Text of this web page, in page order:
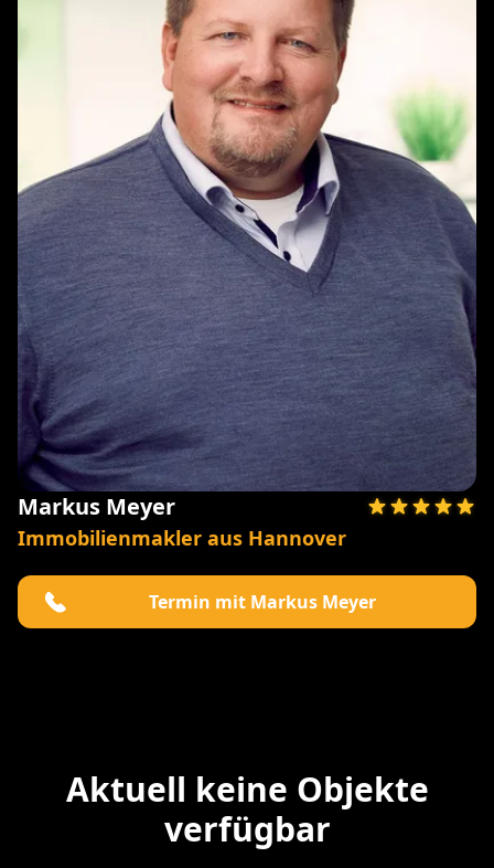
Markus Meyer
Immobilienmakler aus Hannover
Termin mit Markus Meyer
Aktuell keine Objekte
verfügbar